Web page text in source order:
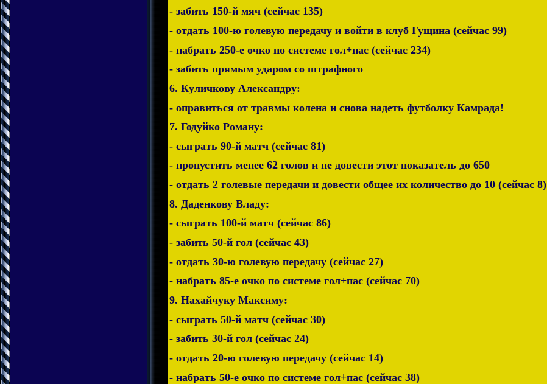
- забить 150-й мяч (сейчас 135)
- отдать 100-ю голевую передачу и войти в клуб Гущина (сейчас 99)
- набрать 250-е очко по системе гол+пас (сейчас 234)
- забить прямым ударом со штрафного
6. Куличкову Александру:
- оправиться от травмы колена и снова надеть футболку Камрада!
7. Годуйко Роману:
- сыграть 90-й матч (сейчас 81)
- пропустить менее 62 голов и не довести этот показатель до 650
- отдать 2 голевые передачи и довести общее их количество до 10 (сейчас 8)
8. Даденкову Владу:
- сыграть 100-й матч (сейчас 86)
- забить 50-й гол (сейчас 43)
- отдать 30-ю голевую передачу (сейчас 27)
- набрать 85-е очко по системе гол+пас (сейчас 70)
9. Нахайчуку Максиму:
- сыграть 50-й матч (сейчас 30)
- забить 30-й гол (сейчас 24)
- отдать 20-ю голевую передачу (сейчас 14)
- набрать 50-е очко по системе гол+пас (сейчас 38)